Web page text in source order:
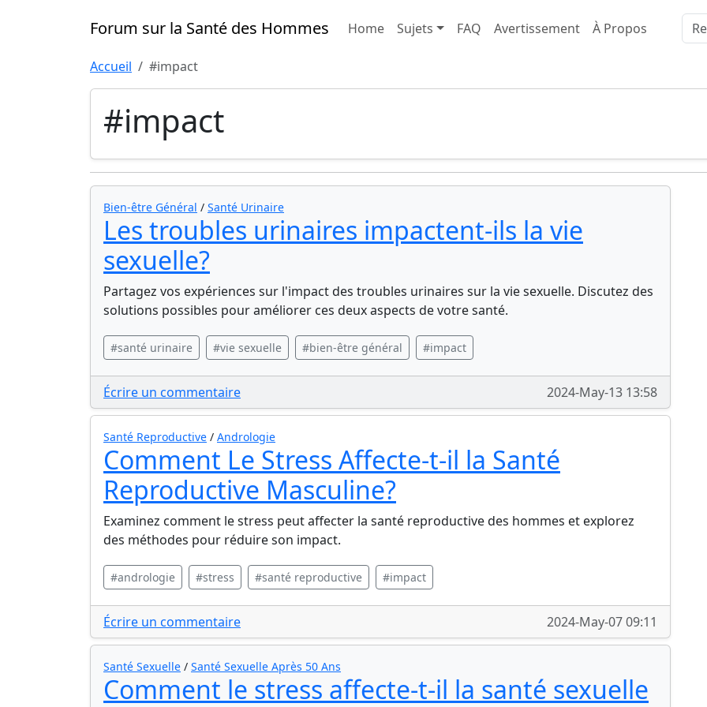
Forum sur la Santé des Hommes Home Sujets FAQ Avertissement À Propos
Accueil #impact
#impact
Bien-être Général / Santé Urinaire
Les troubles urinaires impactent-ils la vie
sexuelle?
Partagez vos expériences sur l'impact des troubles urinaires sur la vie sexuelle. Discutez des
solutions possibles pour améliorer ces deux aspects de votre santé.
#santé urinaire #vie sexuelle #bien-être général #impact
Écrire un commentaire 2024-May-13 13:58
Santé Reproductive / Andrologie
Comment Le Stress Affecte-t-il la Santé
Reproductive Masculine?
Examinez comment le stress peut affecter la santé reproductive des hommes et explorez
des méthodes pour réduire son impact.
#andrologie #stress #santé reproductive #impact
Écrire un commentaire 2024-May-07 09:11
Santé Sexuelle / Santé Sexuelle Après 50 Ans
Comment le stress affecte-t-il la santé sexuelle